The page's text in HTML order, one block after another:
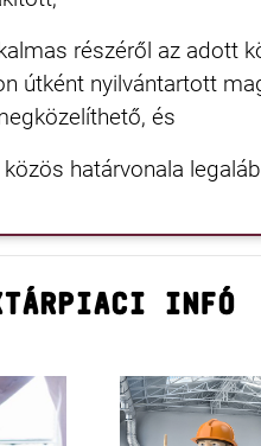
részéről az adott
útként nyilvántartott
és
határvonala
INFÓ